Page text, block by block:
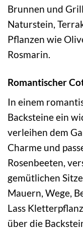
Brunnen und
Naturstein,
Pflanzen wie
Rosmarin.
Romantischer
In einem
Backsteine ein
verleihen dem
Charme und
Rosenbeeten,
gemütlichen
Mauern, Wege,
Lass
über die